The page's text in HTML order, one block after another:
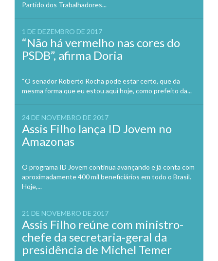
Partido dos Trabalhadores...
1 DE DEZEMBRO DE 2017
“Não há vermelho nas cores do
PSDB”, afirma Doria
“O senador Roberto Rocha pode estar certo, que da
mesma forma que eu estou aqui hoje, como prefeito da...
24 DE NOVEMBRO DE 2017
Assis Filho lança ID Jovem no
Amazonas
O programa ID Jovem continua avançando e já conta com
aproximadamente 400 mil beneficiários em todo o Brasil.
Hoje,...
21 DE NOVEMBRO DE 2017
Assis Filho reúne com ministro-
chefe da secretaria-geral da
presidência de Michel Temer